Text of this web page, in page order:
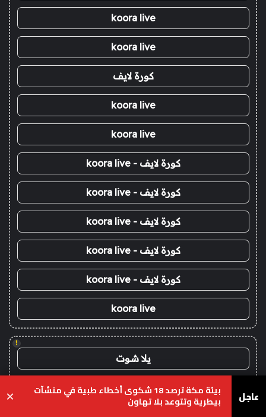
koora live
koora live
كورة لايف
koora live
koora live
كورة لايف - koora live
كورة لايف - koora live
كورة لايف - koora live
كورة لايف - koora live
كورة لايف - koora live
koora live
!
يلا شوت
yalla shoot
عاجل بيئة مكة ترصد 18 شكوى أخطاء طبية في منشآت
بيطرية وتتوعد بلا تهاون ×